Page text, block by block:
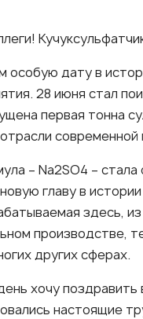
особую дату в
28 июня стал
первая тонна
– Na2SO4 –
главу в
здесь,
производстве,
других сферах.
хочу
настоящие